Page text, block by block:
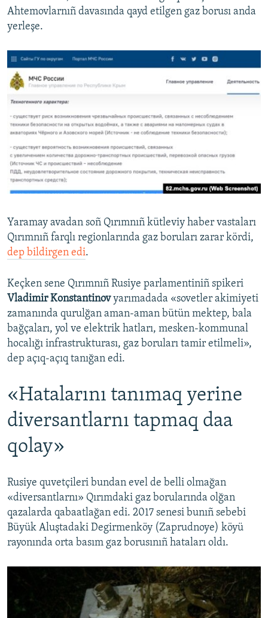
Ahtemovlarnıñ davasında qayd etilgen gaz borusı anda
yerleşe.
Yaramay avadan soñ Qırımnıñ kütleviy haber vastaları
Qırımnıñ farqlı regionlarında gaz boruları zarar kördi,
dep bildirgen edi.
Keçken sene Qırımnıñ Rusiye parlamentiniñ spikeri
Vladimir Konstantinovyarımadada «sovetler akimiyeti
zamanında qurulğan aman-aman bütün mektep, bala
bağçaları, yol ve elektrik hatları, mesken-kommunal
hocalığı infrastrukturası, gaz boruları tamir etilmeli»,
dep açıq-açıq tanığan edi.
«Hatalarını tanımaq yerine
diversantlarnı tapmaq daa
qolay»
Rusiye quvetçileri bundan evel de belli olmağan
«diversantlarnı» Qırımdaki gaz borularında olğan
qazalarda qabaatlağan edi. 2017 senesi bunıñ sebebi
Büyük Aluştadaki Degirmenköy (Zaprudnoye) köyü
rayonında orta basım gaz borusınıñ hataları oldı.